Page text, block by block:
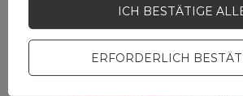
Die neue Apple Watch Ultra 2 wird ab
September, im Handel erhältlich sein.
ERFORDERLICH
ICH BESTÄTIGE